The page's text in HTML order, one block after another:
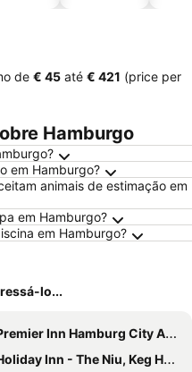
de ‎€ 45 até ‎€ 421 (price per
Hamburgo
em Hamburgo?
animais de estimação em
em Hamburgo?
em Hamburgo?
lo...
Inn Hamburg City Alster
Inn - The Niu, Keg Hamburg Ost By Ihg